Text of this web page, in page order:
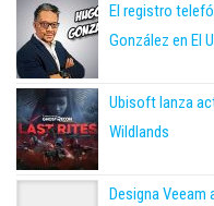
El registro
González en El
Ubisoft lanza
Wildlands
Designa